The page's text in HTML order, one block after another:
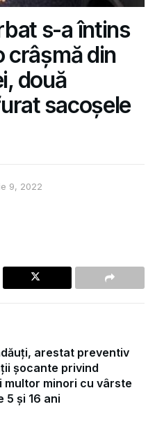
s-a întins
crâșmă din
două
sacoșele
9, 2022
arestat preventiv
șocante privind
multor minori cu vârste
5 și 16 ani